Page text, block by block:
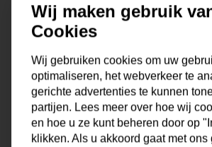
Specificaties
Maat
Korte omschrijving
Origineel
Wij maken gebruik
Cookies
Wij gebruiken cookies om uw
optimaliseren, het webverkeer te
gerichte advertenties te kunnen
partijen. Lees meer over hoe wij
en hoe u ze kunt beheren door op
klikken. Als u akkoord gaat met ons